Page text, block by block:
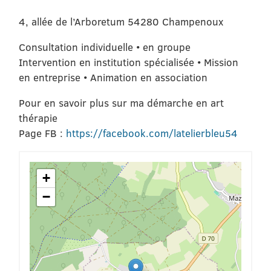
4, allée de l’Arboretum 54280 Champenoux
Consultation individuelle • en groupe
Intervention en institution spécialisée • Mission
en entreprise • Animation en association
Pour en savoir plus sur ma démarche en art
thérapie
Page FB : https://facebook.com/latelierbleu54
+
−